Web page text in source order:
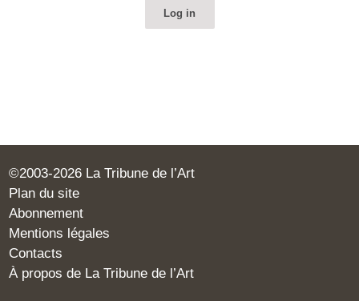
©2003-2026 La Tribune de l’Art
Plan du site
Abonnement
Mentions légales
Contacts
À propos de La Tribune de l’Art